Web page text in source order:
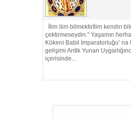
İlim ilim bilmektirİlim
çektirmeseydin." Yaşamın
Kökeni Babil İmparatorluğu’
gelişimi Antik Yunan
içerisinde...